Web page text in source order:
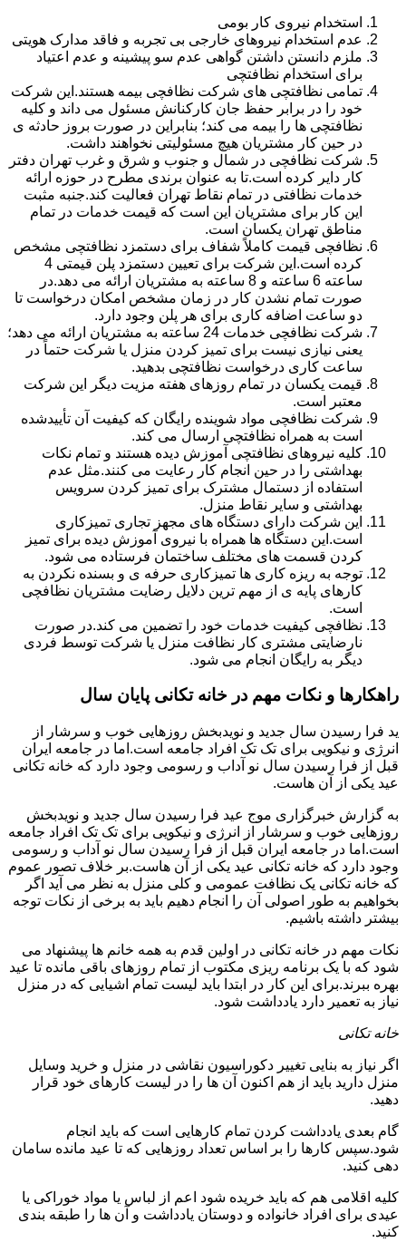
استخدام نیروی کار بومی
عدم استخدام نیروهای خارجی بی تجربه و فاقد مدارک هویتی
ملزم دانستن داشتن گواهی عدم سو پیشینه و عدم اعتیاد
برای استخدام نظافتچی
تمامی نظافتچی های شرکت نظافچی بیمه هستند.این شرکت
خود را در برابر حفظ جان کارکنانش مسئول می داند و کلیه
نظافتچی ها را بیمه می کند؛ بنابراین در صورت بروز حادثه ی
در حین کار مشتریان هیچ مسئولیتی نخواهند داشت.
شرکت نظافچی در شمال و جنوب و شرق و غرب تهران دفتر
کار دایر کرده است.تا به عنوان برندی مطرح در حوزه ارائه
خدمات نظافتی در تمام نقاط تهران فعالیت کند.جنبه مثبت
این کار برای مشتریان این است که قیمت خدمات در تمام
مناطق تهران یکسان است.
نظافچی قیمت کاملاً شفاف برای دستمزد نظافتچی مشخص
کرده است.این شرکت برای تعیین دستمزد پلن قیمتی 4
ساعته 6 ساعته و 8 ساعته به مشتریان ارائه می دهد.در
صورت تمام نشدن کار در زمان مشخص امکان درخواست تا
دو ساعت اضافه کاری برای هر پلن وجود دارد.
شرکت نظافچی خدمات 24 ساعته به مشتریان ارائه می دهد؛
یعنی نیازی نیست برای تمیز کردن منزل یا شرکت حتماً در
ساعت کاری درخواست نظافتچی بدهید.
قیمت یکسان در تمام روزهای هفته مزیت دیگر این شرکت
معتبر است.
شرکت نظافچی مواد شوینده رایگان که کیفیت آن تأییدشده
است به همراه نظافتچی ارسال می کند.
کلیه نیروهای نظافتچی آموزش دیده هستند و تمام نکات
بهداشتی را در حین انجام کار رعایت می کنند.مثل عدم
استفاده از دستمال مشترک برای تمیز کردن سرویس
بهداشتی و سایر نقاط منزل.
این شرکت دارای دستگاه های مجهز تجاری تمیزکاری
است.این دستگاه ها همراه با نیروی آموزش دیده برای تمیز
کردن قسمت های مختلف ساختمان فرستاده می شود.
توجه به ریزه کاری ها تمیزکاری حرفه ی و بسنده نکردن به
کارهای پایه ی از مهم ترین دلایل رضایت مشتریان نظافچی
است.
نظافچی کیفیت خدمات خود را تضمین می کند.در صورت
نارضایتی مشتری کار نظافت منزل یا شرکت توسط فردی
دیگر به رایگان انجام می شود.
راهکارها و نکات مهم در خانه تکانی پایان سال
ید فرا رسیدن سال جدید و نویدبخش روزهایی خوب و سرشار از
انرژی و نیکویی برای تک تک افراد جامعه است.اما در جامعه ایران
قبل از فرا رسیدن سال نو آداب و رسومی وجود دارد که خانه تکانی
عید یکی از آن هاست.
به گزارش خبرگزاری موج عید فرا رسیدن سال جدید و نویدبخش
روزهایی خوب و سرشار از انرژی و نیکویی برای تک تک افراد جامعه
است.اما در جامعه ایران قبل از فرا رسیدن سال نو آداب و رسومی
وجود دارد که خانه تکانی عید یکی از آن هاست.بر خلاف تصور عموم
که خانه تکانی یک نظافت عمومی و کلی منزل به نظر می آید اگر
بخواهیم به طور اصولی آن را انجام دهیم باید به برخی از نکات توجه
بیشتر داشته باشیم.
نکات مهم در خانه تکانی در اولین قدم به همه خانم ها پیشنهاد می
شود که با یک برنامه ریزی مکتوب از تمام روزهای باقی مانده تا عید
بهره ببرند.برای این کار در ابتدا باید لیست تمام اشیایی که در منزل
نیاز به تعمیر دارد یادداشت شود.
خانه تکانی
اگر نیاز به بنایی تغییر دکوراسیون نقاشی در منزل و خرید وسایل
منزل دارید باید از هم اکنون آن ها را در لیست کارهای خود قرار
دهید.
گام بعدی یادداشت کردن تمام کارهایی است که باید انجام
شود.سپس کارها را بر اساس تعداد روزهایی که تا عید مانده سامان
دهی کنید.
کلیه اقلامی هم که باید خریده شود اعم از لباس یا مواد خوراکی یا
عیدی برای افراد خانواده و دوستان یادداشت و آن ها را طبقه بندی
کنید.